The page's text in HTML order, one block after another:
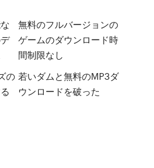
の
無料のフルバージョンの
ゲームのダウンロード時
間制限なし
若いダムと無料のMP3ダ
ウンロードを破った